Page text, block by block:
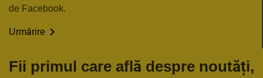
de Facebook.
Urmărire 
Fii primul care află despre noutăți,